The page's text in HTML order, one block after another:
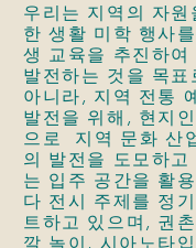
우리는 지역의 자
한 생활 미학 행사
생 교육을 추진하여
발전하는 것을 목
아니라, 지역 전통
발전을 위해, 현지
으로 지역 문화 산
의 발전을 도모하
는 입주 공간을 활
다 전시 주제를 정
트하고 있으며, 권
깔 놀이, 시아노타